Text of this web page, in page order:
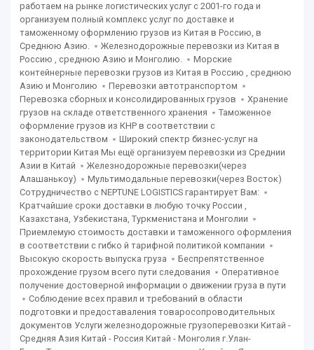
работаем на рынке логистических услуг с 2001-го года и
организуем полный комплекс услуг по доставке и
таможенному оформлению грузов из Китая в Россию, в
Среднюю Азию. ﹡Железнодорожные перевозки из Китая в
Россию , среднюю Азию и Монголию. ﹡Морские
контейнерные перевозки грузов из Китая в Россию , среднюю
Азию и Монголию ﹡Перевозки автотранспортом ﹡
Перевозка сборных и консолидированных грузов ﹡Хранение
грузов на складе ответственного хранения ﹡Таможенное
оформление грузов из КНР в соответствии с
законодательством ﹡Широкий спектр бизнес-услуг на
территории Китая Мы ещё организуем перевозки из Среднии
Азии в Китай ﹡Железнодорожные перевозки(через
Алашанькоу) ﹡Мультимодальные перевозки(через Восток)
Сотрудничество с NEPTUNE LOGISTICS гарантирует Вам: ﹡
Кратчайшие сроки доставки в любую точку России ,
Казахстана, Узбекистана, Туркменистана и Монголии ﹡
Приемлемую стоимость доставки и таможенного оформления
в соответствии с гибко й тарифной политикой компании ﹡
Высокую скорость выпуска груза ﹡Беспрепятственное
прохождение грузом всего пути следования ﹡Оперативное
получение достоверной информации о движении груза в пути
﹡Соблюдение всех правил и требований в области
подготовки и предоставаления товаросопроводительных
документов Услуги железнодорожные грузоперевозки Китай -
Средняя Азия Китай - Россия Китай - Монголия г.Улан-